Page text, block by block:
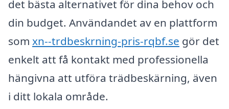
det bästa alternativet för dina behov och
din budget. Användandet av en plattform
som xn--trdbeskrning-pris-rqbf.se gör det
enkelt att få kontakt med professionella
hängivna att utföra trädbeskärning, även
i ditt lokala område.